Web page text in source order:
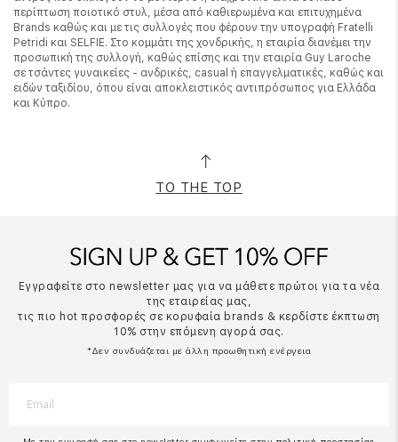
περίπτωση ποιοτικό στυλ, μέσα από καθιερωμένα και επιτυχημένα
Brands καθώς και με τις συλλογές που φέρουν την υπογραφή Fratelli
Petridi και SELFIE. Στο κομμάτι της χονδρικής, η εταιρία διανέμει την
προσωπική της συλλογή, καθώς επίσης και την εταιρία Guy Laroche
σε τσάντες γυναικείες - ανδρικές, casual ή επαγγελματικές, καθώς και
ειδών ταξιδίου, όπου είναι αποκλειστικός αντιπρόσωπος για Ελλάδα
και Κύπρο.
TO THE TOP
Εγγραφείτε στο newsletter μας για να μάθετε πρώτοι για τα νέα
της εταιρείας μας,
τις πιο hot προσφορές σε κορυφαία brands & κερδίστε έκπτωση
10% στην επόμενη αγορά σας.
*Δεν συνδυάζεται με άλλη προωθητική ενέργεια